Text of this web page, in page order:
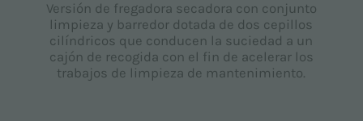
Versión de fregadora secadora con conjunto
limpieza y barredor dotada de dos cepillos
cilíndricos que conducen la suciedad a un
cajón de recogida con el fin de acelerar los
trabajos de limpieza de mantenimiento.